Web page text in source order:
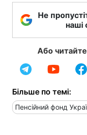
Не
наші
Або
Більше по темі:
Пенсійний фонд